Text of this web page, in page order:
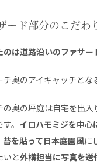
ード部分のこだわ
のは道路沿いのファサー
奥のアイキャッチとな
の奥の坪庭は自宅を出入
。 イロハモミジを中心
苔を貼って日本庭園風に
いと外構担当に写真を送